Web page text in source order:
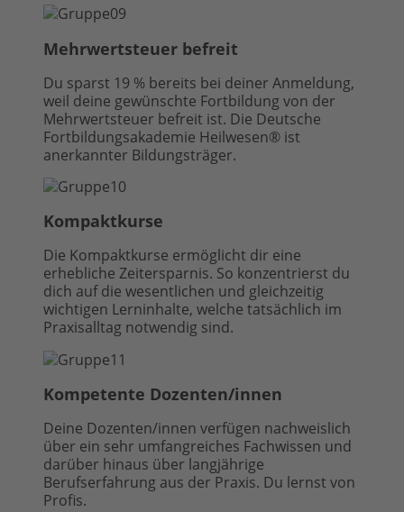
Mehrwertsteuer befreit
Du sparst 19 % bereits bei deiner Anmeldung,
weil deine gewünschte Fortbildung von der
Mehrwertsteuer befreit ist. Die Deutsche
Fortbildungsakademie Heilwesen® ist
anerkannter Bildungsträger.
Kompaktkurse
Die Kompaktkurse ermöglicht dir eine
erhebliche Zeitersparnis. So konzentrierst du
dich auf die wesentlichen und gleichzeitig
wichtigen Lerninhalte, welche tatsächlich im
Praxisalltag notwendig sind.
Kompetente Dozenten/innen
Deine Dozenten/innen verfügen nachweislich
über ein sehr umfangreiches Fachwissen und
darüber hinaus über langjährige
Berufserfahrung aus der Praxis. Du lernst von
Profis.